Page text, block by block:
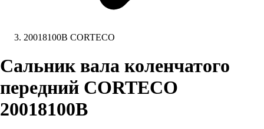
20018100B CORTECO
Сальник вала коленчатого
передний CORTECO
20018100B